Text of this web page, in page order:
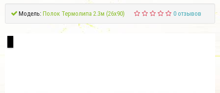
Модель:Полок Термолипа 2.3м (26х90) 0 отзывов